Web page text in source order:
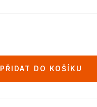
PŘIDAT DO KOŠÍKU